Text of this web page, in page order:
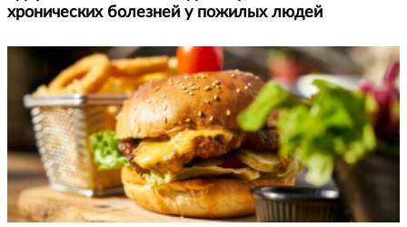
хронических болезней у пожилых людей